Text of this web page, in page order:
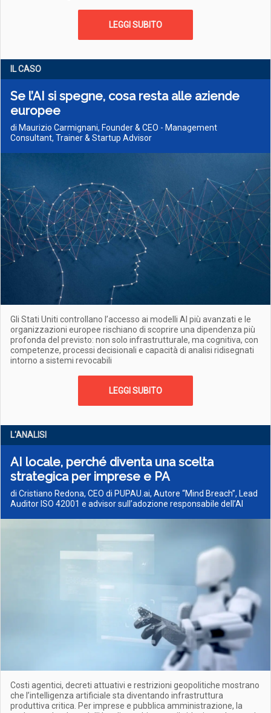
LEGGI SUBITO
IL CASO
Se l’AI si spegne, cosa resta alle aziende
europee
di Maurizio Carmignani, Founder & CEO - Management
Consultant, Trainer & Startup Advisor
Gli Stati Uniti controllano l’accesso ai modelli AI più avanzati e le
organizzazioni europee rischiano di scoprire una dipendenza più
profonda del previsto: non solo infrastrutturale, ma cognitiva, con
competenze, processi decisionali e capacità di analisi ridisegnati
intorno a sistemi revocabili
LEGGI SUBITO
L'ANALISI
AI locale, perché diventa una scelta
strategica per imprese e PA
di Cristiano Redona, CEO di PUPAU.ai, Autore “Mind Breach”, Lead
Auditor ISO 42001 e advisor sull’adozione responsabile dell’AI
Costi agentici, decreti attuativi e restrizioni geopolitiche mostrano
che l’intelligenza artificiale sta diventando infrastruttura
produttiva critica. Per imprese e pubblica amministrazione, la